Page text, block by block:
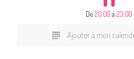
De20:00à23:00
Ajouter à mon